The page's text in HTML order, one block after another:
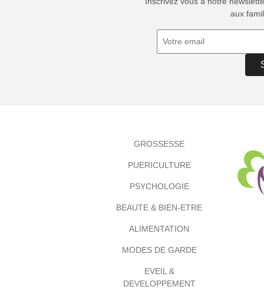
aux
GROSSESSE
PUERICULTURE
PSYCHOLOGIE
BEAUTE & BIEN-ETRE
ALIMENTATION
MODES DE GARDE
EVEIL &
DEVELOPPEMENT